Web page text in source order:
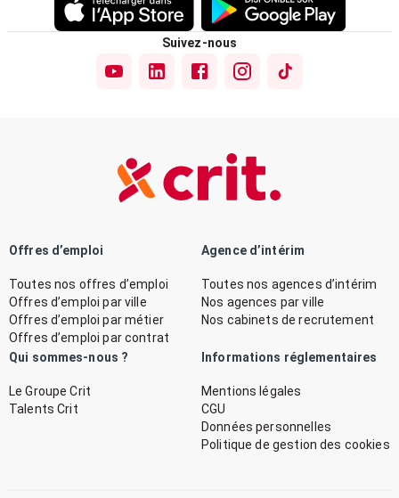
Suivez-nous
Offres d’emploi
Toutes nos offres d’emploi
Offres d’emploi par ville
Offres d’emploi par métier
Offres d’emploi par contrat
Agence d’intérim
Toutes nos agences d’intérim
Nos agences par ville
Nos cabinets de recrutement
Qui sommes-nous ?
Le Groupe Crit
Talents Crit
Informations réglementaires
Mentions légales
CGU
Données personnelles
Politique de gestion des cookies